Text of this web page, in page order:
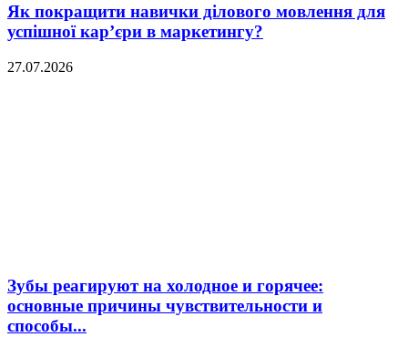
Як покращити навички ділового мовлення для
успішної кар’єри в маркетингу?
27.07.2026
Зубы реагируют на холодное и горячее:
основные причины чувствительности и
способы...